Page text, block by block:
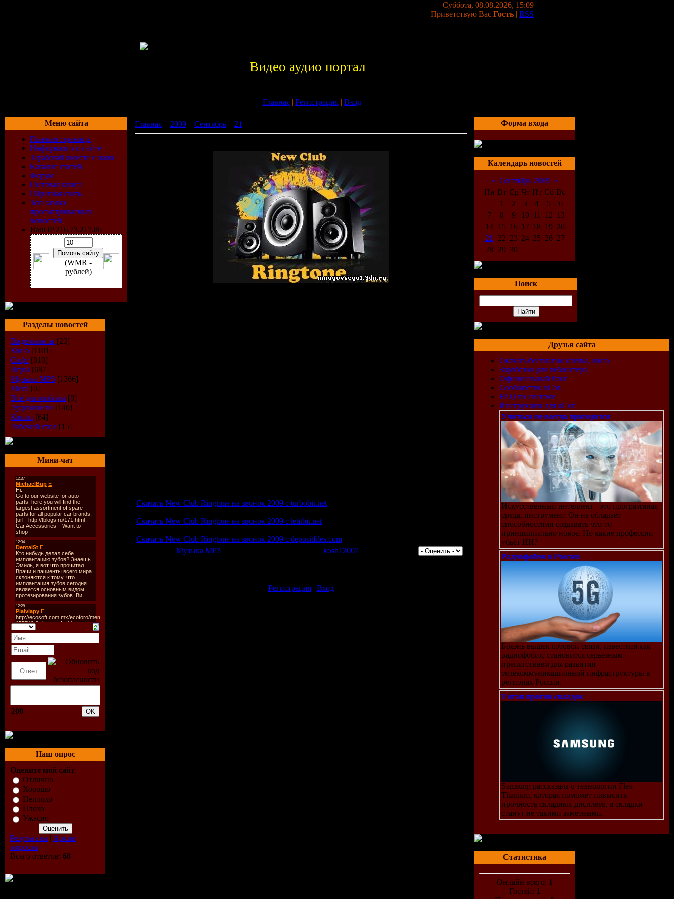
Суббота, 08.08.2026, 15:09
Приветствую Вас Гость | RSS
Видео аудио портал
Главная| Регистрация| Вход
Меню сайта
Главная страница
Информация о сайте
Заработай вместе с нами
Каталог статей
Форум
Гостевая книга
Обратная связь
Топ самых
просматриваемых
новостей
Ваш IP 216.73.217.86
(WMR -
рублей)
Разделы новостей
Видеоклипы [23]
Кино [1101]
Софт [810]
Игры [687]
Музыка МР3 [1366]
Metal [0]
Всё для мобилы [8]
Аудиокниги [140]
Книги [64]
Рабочий стол [15]
Мини-чат
200
Наш опрос
Оцените мой сайт
Отлично
Хорошо
Неплохо
Плохо
Ужасно
Результаты | Архив
опросов
Всего ответов: 68
Главная 2009 Сентябрь 21
Скачать New Club Ringtone на звонок 2009 с turbobit.net
Скачать New Club Ringtone на звонок 2009 с letitbit.net
Скачать New Club Ringtone на звонок 2009 с depositfiles.com
Музыка МР3 kosh12007
Регистрация| Вход]
Форма входа
Календарь новостей
« Сентябрь 2009 »
Пн Вт Ср Чт Пт Сб Вс
1
2 3 4 5
6
7
8 9 10 11 12
13
14
15 16 17 18 19 20
21
22 23 24 25 26 27
28 29 30
Поиск
Друзья сайта
Скачать бесплатно клипы, кино
Заработок для вебмастера
Официальный блог
Сообщество uCoz
FAQ по системе
Инструкции для uCoz
Учиться не всегда пригодится
Искусственный интеллект - это программная
среда, инструмент. Он не обладает
способностями создавать что-то
принципиально новое. Но какие профессии
убьёт ИИ?
Радиофобия в России
Боязнь вышек сотовой связи, известная как
радиофобия, становится серьезным
препятствием для развития
телекоммуникационной инфраструктуры в
регионах России.
Титан против складок
Samsung рассказала о технологии Flex
Titanium, которая поможет повысить
прочность складных дисплеев, а складки
станут не такими заметными.
Статистика
Онлайн всего: 1
Гостей: 1